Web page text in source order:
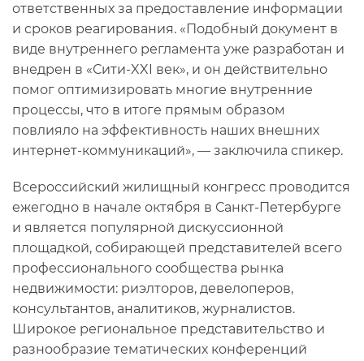
ответственных за предоставление информации
и сроков реагирования. «Подобный документ в
виде внутреннего регламента уже разработан и
внедрен в «Сити-XXI век», и он действительно
помог оптимизировать многие внутренние
процессы, что в итоге прямым образом
повлияло на эффективность наших внешних
интернет-коммуникаций», — заключила спикер.
Всероссийский жилищный конгресс проводится
ежегодно в начале октября в Санкт-Петербурге
и является популярной дискуссионной
площадкой, собирающей представителей всего
профессионального сообщества рынка
недвижимости: риэлторов, девелоперов,
консультантов, аналитиков, журналистов.
Широкое региональное представительство и
разнообразие тематических конференций